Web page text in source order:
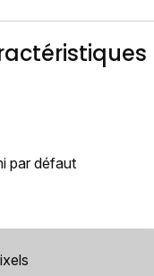
par défaut